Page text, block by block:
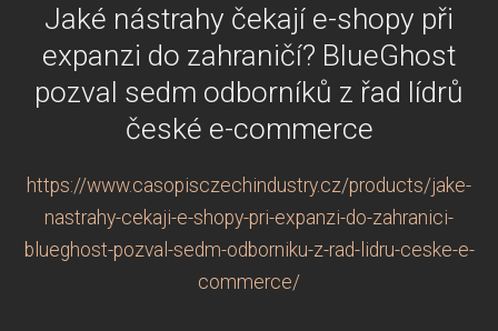
Jaké nástrahy čekají e-shopy při
expanzi do zahraničí? BlueGhost
pozval sedm odborníků z řad lídrů
české e-commerce
https://www.casopisczechindustry.cz/products/jake-
nastrahy-cekaji-e-shopy-pri-expanzi-do-zahranici-
blueghost-pozval-sedm-odborniku-z-rad-lidru-ceske-e-
commerce/